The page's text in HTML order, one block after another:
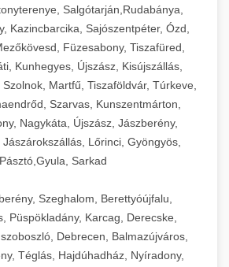
Salgótarján,Rudabánya,
Kazincbarcika, Sajószentpéter, Ózd,
Füzesabony, Tiszafüred,
Kunhegyes, Újszász, Kisújszállás,
Martfű, Tiszaföldvár, Túrkeve,
Szarvas, Kunszentmárton,
Nagykáta, Újszász, Jászberény,
Lőrinci, Gyöngyös,
Pásztó,Gyula, Sarkad
Szeghalom, Berettyóújfalu,
Püspökladány, Karcag, Derecske,
Debrecen, Balmazújváros,
Téglás, Hajdúhadház, Nyíradony,